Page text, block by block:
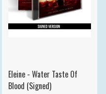
Eleine - Water Taste Of
Blood (Signed)